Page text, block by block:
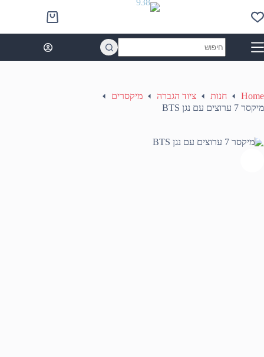
to
content
Shopping
cart
results
Home חנות ציוד הגברה
מיקסרים
מיקסר 7 ערוצים עם נגן BTS